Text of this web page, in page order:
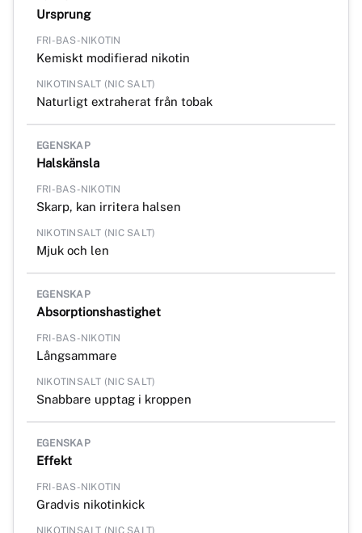
Ursprung
Kemiskt modifierad nikotin
Naturligt extraherat från tobak
Halskänsla
Skarp, kan irritera halsen
Mjuk och len
Absorptionshastighet
Långsammare
Snabbare upptag i kroppen
Effekt
Gradvis nikotinkick